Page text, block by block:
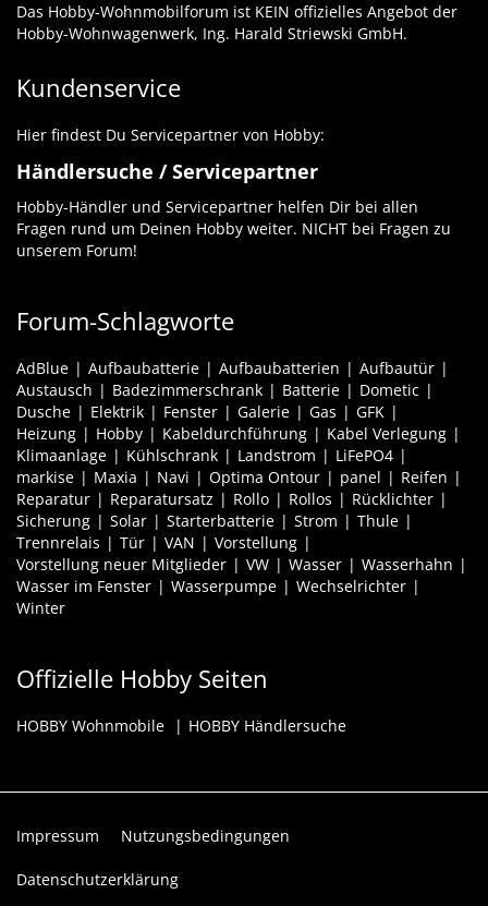
Das Hobby-Wohnmobilforum ist KEIN offizielles Angebot der
Hobby-Wohnwagenwerk, Ing. Harald Striewski GmbH.
Kundenservice
Hier findest Du Servicepartner von Hobby:
Händlersuche / Servicepartner
Hobby-Händler und Servicepartner helfen Dir bei allen
Fragen rund um Deinen Hobby weiter. NICHT bei Fragen zu
unserem Forum!
Forum-Schlagworte
AdBlue Aufbaubatterie Aufbaubatterien
Aufbautür
Austausch
Badezimmerschrank Batterie
Dometic
Dusche
Elektrik Fenster Galerie Gas
GFK
Heizung
Hobby Kabeldurchführung
Kabel Verlegung
Klimaanlage
Kühlschrank Landstrom
LiFePO4
markise
Maxia Navi Optima Ontour panel
Reifen
Reparatur
Reparatursatz Rollo Rollos
Rücklichter
Sicherung
Solar Starterbatterie Strom
Thule
Trennrelais
Tür VAN
Vorstellung
Vorstellung neuer Mitglieder
VW Wasser
Wasserhahn
Wasser im Fenster
Wasserpumpe
Wechselrichter
Winter
Offizielle Hobby Seiten
HOBBY Wohnmobile HOBBY Händlersuche
Impressum Nutzungsbedingungen
Datenschutzerklärung